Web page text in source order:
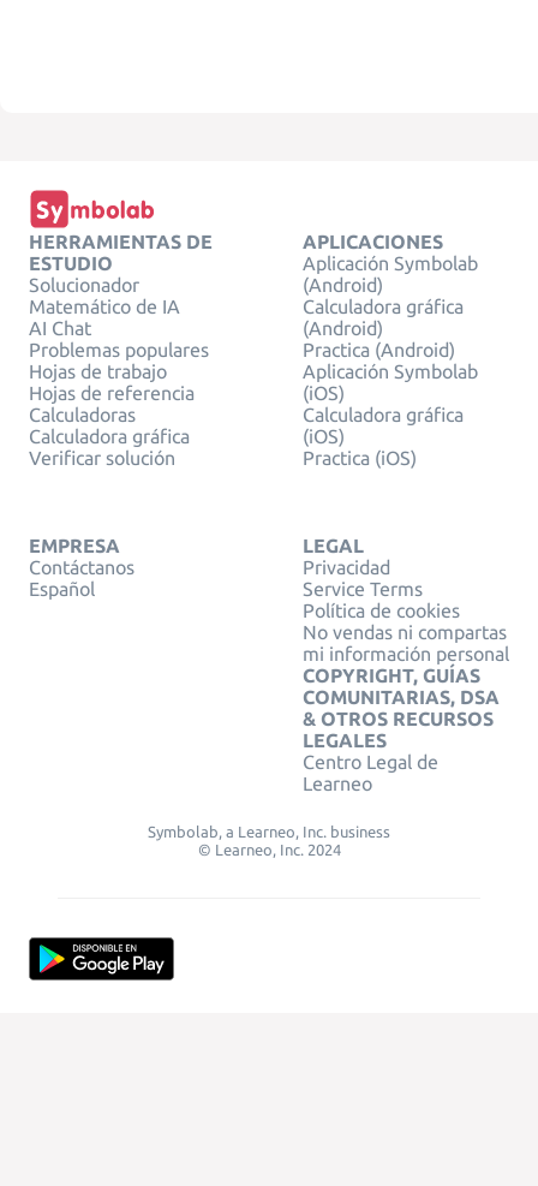
HERRAMIENTAS DE
ESTUDIO
Solucionador
Matemático de IA
AI Chat
Problemas populares
Hojas de trabajo
Hojas de referencia
Calculadoras
Calculadora gráfica
Verificar solución
APLICACIONES
Aplicación Symbolab
(Android)
Calculadora gráfica
(Android)
Practica (Android)
Aplicación Symbolab
(iOS)
Calculadora gráfica
(iOS)
Practica (iOS)
EMPRESA
Contáctanos
Español
LEGAL
Privacidad
Service Terms
Política de cookies
No vendas ni compartas
mi información personal
COPYRIGHT, GUÍAS
COMUNITARIAS, DSA
& OTROS RECURSOS
LEGALES
Centro Legal de
Learneo
Symbolab, a Learneo, Inc. business
© Learneo, Inc. 2024